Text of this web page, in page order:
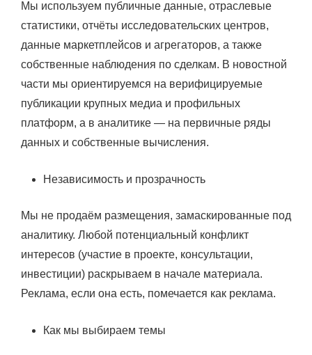
Мы используем публичные данные, отраслевые
статистики, отчёты исследовательских центров,
данные маркетплейсов и агрегаторов, а также
собственные наблюдения по сделкам. В новостной
части мы ориентируемся на верифицируемые
публикации крупных медиа и профильных
платформ, а в аналитике — на первичные ряды
данных и собственные вычисления.
Независимость и прозрачность
Мы не продаём размещения, замаскированные под
аналитику. Любой потенциальный конфликт
интересов (участие в проекте, консультации,
инвестиции) раскрываем в начале материала.
Реклама, если она есть, помечается как реклама.
Как мы выбираем темы